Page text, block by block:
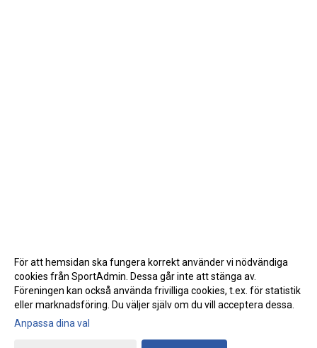
Gå till Webbversion
För att hemsidan ska fungera korrekt använder vi nödvändiga
cookies från SportAdmin. Dessa går inte att stänga av.
Föreningen kan också använda frivilliga cookies, t.ex. för statistik
eller marknadsföring. Du väljer själv om du vill acceptera dessa.
Anpassa dina val